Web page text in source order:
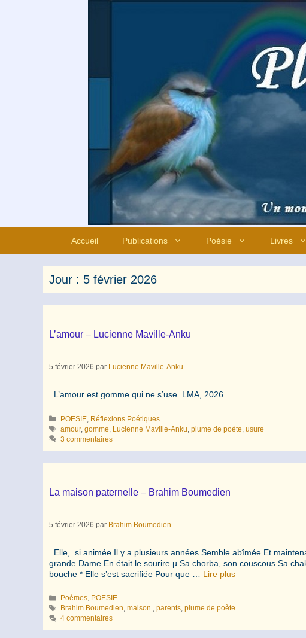
Accueil Publications Poésie Livres
Jour : 5 février 2026
L’amour – Lucienne Maville-Anku
5 février 2026 par Lucienne Maville-Anku
L’amour est gomme qui ne s’use. LMA, 2026.
Catégories
POESIE Réflexions Poétiques
Étiquettes
amour,gomme Lucienne Maville-Anku ,plume de poète ,usure
3 commentaires
La maison paternelle – Brahim Boumedien
5 février 2026 par Brahim Boumedien
Elle, si animée Il y a plusieurs années Semble abîmée Et
grande Dame En était le sourire µ Sa chorba, son couscous Sa
bouche * Elle s’est sacrifiée Pour que … Lire plus
Catégories
Poèmes, POESIE
Étiquettes
Brahim Boumedien,maison.,parents,plume de poète
4 commentaires